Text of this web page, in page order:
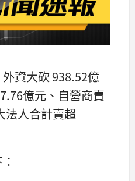
資大砍 938.52億
億元、自營商賣
法人合計賣超